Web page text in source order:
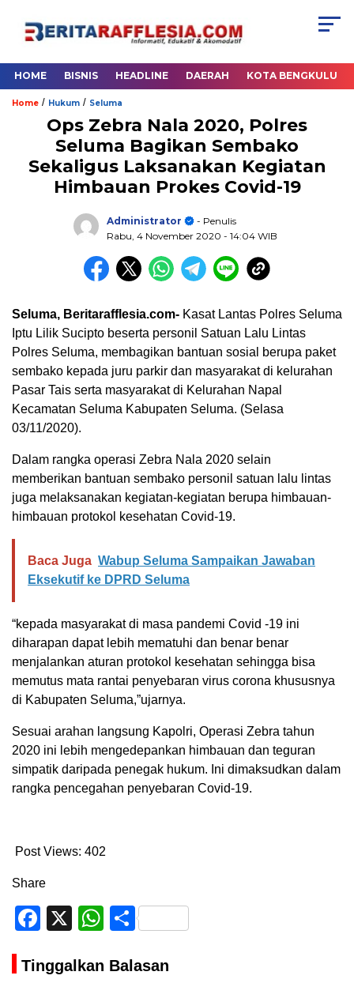
HOME BISNIS HEADLINE DAERAH KOTA BENGKULU
Home / Hukum / Seluma
Ops Zebra Nala 2020, Polres
Seluma Bagikan Sembako
Sekaligus Laksanakan Kegiatan
Himbauan Prokes Covid-19
Administrator
- Penulis
Rabu, 4 November 2020 - 14:04 WIB
Seluma, Beritarafflesia.com- Kasat Lantas Polres Seluma
Iptu Lilik Sucipto beserta personil Satuan Lalu Lintas
Polres Seluma, membagikan bantuan sosial berupa paket
sembako kepada juru parkir dan masyarakat di kelurahan
Pasar Tais serta masyarakat di Kelurahan Napal
Kecamatan Seluma Kabupaten Seluma. (Selasa
03/11/2020).
Dalam rangka operasi Zebra Nala 2020 selain
memberikan bantuan sembako personil satuan lalu lintas
juga melaksanakan kegiatan-kegiatan berupa himbauan-
himbauan protokol kesehatan Covid-19.
Baca Juga Wabup Seluma Sampaikan Jawaban
Eksekutif ke DPRD Seluma
“kepada masyarakat di masa pandemi Covid -19 ini
diharapan dapat lebih mematuhi dan benar benar
menjalankan aturan protokol kesehatan sehingga bisa
memutus mata rantai penyebaran virus corona khususnya
di Kabupaten Seluma,”ujarnya.
Sesuai arahan langsung Kapolri, Operasi Zebra tahun
2020 ini lebih mengedepankan himbauan dan teguran
simpatik daripada penegak hukum. Ini dimaksudkan dalam
rangka pencegahan penyebaran Covid-19.
Post Views: 402
Share
Facebook
X WhatsApp
Share
Tinggalkan Balasan